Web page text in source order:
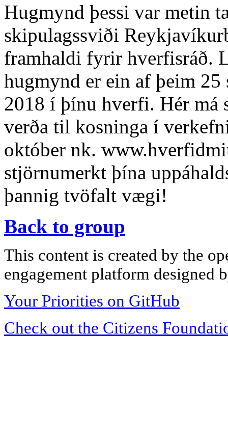
Hugmynd þessi var metin
skipulagssviði
framhaldi fyrir hverfisráð.
hugmynd er ein af þeim
2018 í þínu hverfi. Hér
verða til kosninga í
október nk.
stjörnumerkt þína
þannig tvöfalt vægi!
Back to group
This content is created by the
engagement platform designed
Your Priorities on GitHub
Check out the Citizens